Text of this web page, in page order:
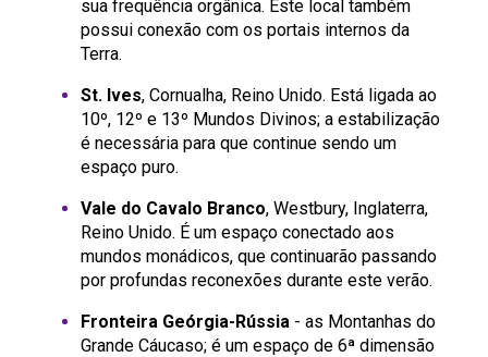
sua frequência orgânica. Este local também
possui conexão com os portais internos da
Terra.
St. Ives, Cornualha, Reino Unido. Está ligada ao
10º, 12º e 13º Mundos Divinos; a estabilização
é necessária para que continue sendo um
espaço puro.
Vale do Cavalo Branco, Westbury, Inglaterra,
Reino Unido. É um espaço conectado aos
mundos monádicos, que continuarão passando
por profundas reconexões durante este verão.
Fronteira Geórgia-Rússia- as Montanhas do
Grande Cáucaso; é um espaço de 6ª dimensão